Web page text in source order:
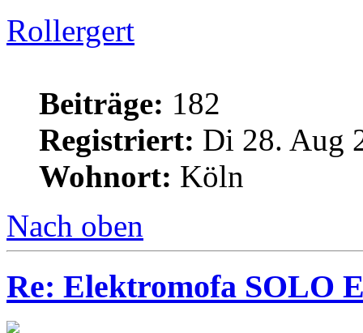
Rollergert
Beiträge: 182
Registriert: Di 28. Aug
Wohnort: Köln
Nach oben
Re: Elektromofa SOLO